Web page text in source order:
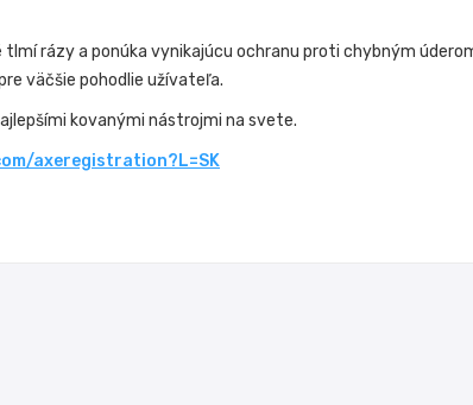
rázy a ponúka vynikajúcu ochranu proti chybným
väčšie pohodlie užívateľa.
kovanými nástrojmi na svete.
axeregistration?L=SK